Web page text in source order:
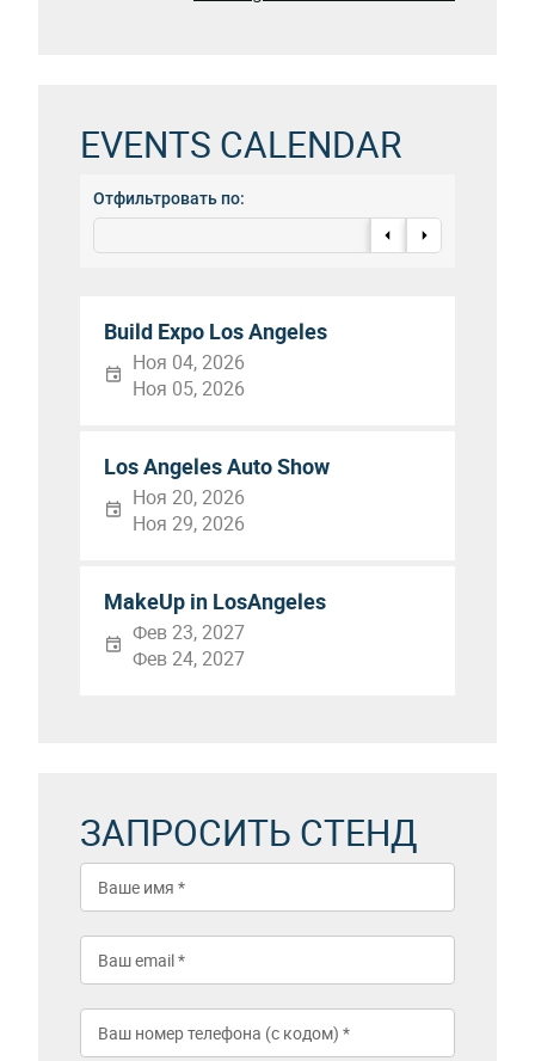
EVENTS CALENDAR
Отфильтровать по:
Build Expo Los Angeles
Ноя 04, 2026
Ноя 05, 2026
Los Angeles Auto Show
Ноя 20, 2026
Ноя 29, 2026
MakeUp in LosAngeles
Фев 23, 2027
Фев 24, 2027
ЗАПРОСИТЬ СТЕНД